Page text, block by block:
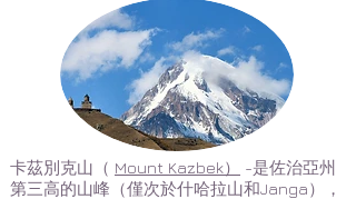
卡茲別克山（ Mount Kazbek）
-是佐治亞州
第三高的山峰（僅次於什哈拉山和Janga），